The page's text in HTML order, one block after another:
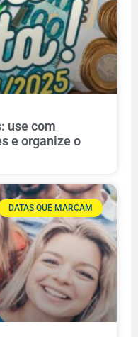
use com
e organize o
DATAS QUE MARCAM